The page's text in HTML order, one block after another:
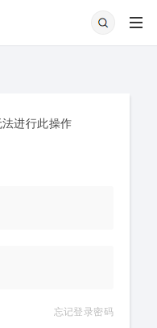
进行此操作
忘记登录密码